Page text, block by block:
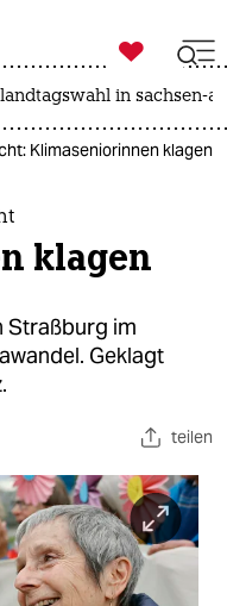

taz zahl ich
landtagswahl in sachsen-
Klimaseniorinnen klagen
klagen
Straßburg im
Geklagt
teilen